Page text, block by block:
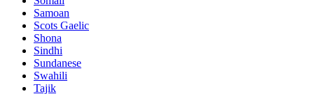
Samoan
Scots Gaelic
Shona
Sindhi
Sundanese
Swahili
Tajik